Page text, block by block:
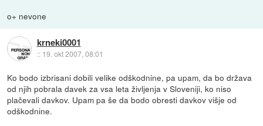
o+ nevone
krneki0001
:: 19. okt 2007, 08:01
Ko bodo izbrisani dobili velike odškodnine, pa upam, da bo država
od njih pobrala davek za vsa leta življenja v Sloveniji, ko niso
plačevali davkov. Upam pa še da bodo obresti davkov višje od
odškodnine.